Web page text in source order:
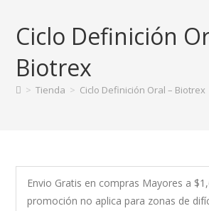
Ciclo Definición
Biotrex
> Tienda > Ciclo Definición Oral – Biotrex
Envio Gratis en compras Mayores a
promoción no aplica para zonas de